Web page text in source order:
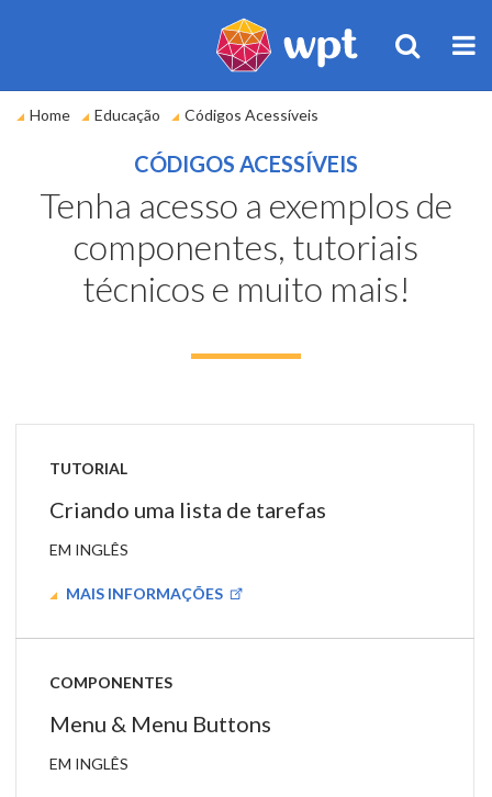
BUSCA
está
Home Educação Códigos Acessíveis
CÓDIGOS ACESSÍVEIS
Tenha acesso a exemplos de
componentes, tutoriais
técnicos e muito mais!
TUTORIAL
Criando uma lista de tarefas
EM INGLÊS
MAIS INFORMAÇÕES
COMPONENTES
Menu & Menu Buttons
EM INGLÊS